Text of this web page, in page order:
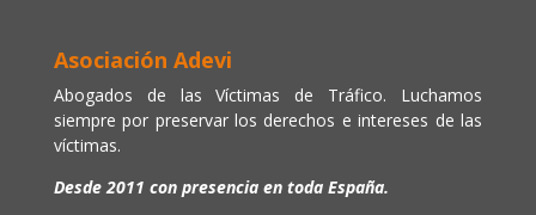
Asociación Adevi
Abogados de las Víctimas de Tráfico. Luchamos
siempre por preservar los derechos e intereses de las
víctimas.
Desde 2011 con presencia en toda España.